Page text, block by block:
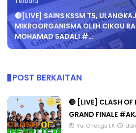
🔴[LIVE] SAINS KSSM T5,
MIKROORGANISMA OLEH CIKGU
MOHAMAD SADALI #…
POST BERKAITAN
🔴 [LIVE] CLASH
GRAND FINALE
Yu. Chekgu LK